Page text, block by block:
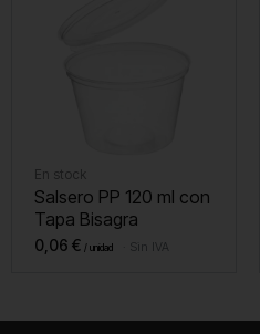
En stock
Salsero PP 120 ml con
Tapa Bisagra
0,06 € Sin IVA